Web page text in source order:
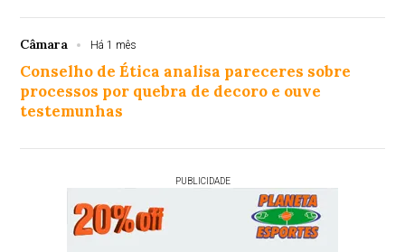
Câmara Há 1 mês
Conselho de Ética analisa pareceres sobre
processos por quebra de decoro e ouve
testemunhas
PUBLICIDADE